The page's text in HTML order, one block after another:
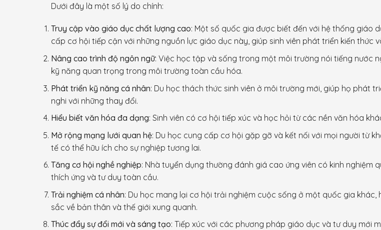
Dưới đây là một số lý do chính:
Truy cập vào giáo dục chất lượng cao: Một số quốc gia được biết đến với hệ thống giáo
cấp cơ hội tiếp cận với những nguồn lực giáo dục này, giúp sinh viên phát triển kiến thức
Nâng cao trình độ ngôn ngữ: Việc học tập và sống trong một môi trường nói tiếng nước
kỹ năng quan trọng trong môi trường toàn cầu hóa.
Phát triển kỹ năng cá nhân: Du học thách thức sinh viên ở môi trường mới, giúp họ phát
nghi với những thay đổi.
Hiểu biết văn hóa đa dạng: Sinh viên có cơ hội tiếp xúc và học hỏi từ các nền văn hóa
Mở rộng mạng lưới quan hệ: Du học cung cấp cơ hội gặp gỡ và kết nối với mọi người từ
tế có thể hữu ích cho sự nghiệp tương lai.
Tăng cơ hội nghề nghiệp: Nhà tuyển dụng thường đánh giá cao ứng viên có kinh
thích ứng và tư duy toàn cầu.
Trải nghiệm cá nhân: Du học mang lại cơ hội trải nghiệm cuộc sống ở một quốc gia
sắc về bản thân và thế giới xung quanh.
Thúc đẩy sự đổi mới và sáng tạo: Tiếp xúc với các phương pháp giáo dục và tư duy mới